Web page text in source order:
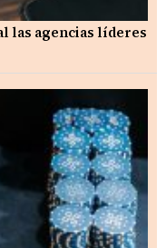
las agencias líderes